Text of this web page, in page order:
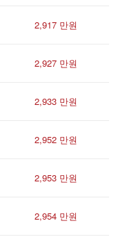
2,917 만원
2,927 만원
2,933 만원
2,952 만원
2,953 만원
2,954 만원